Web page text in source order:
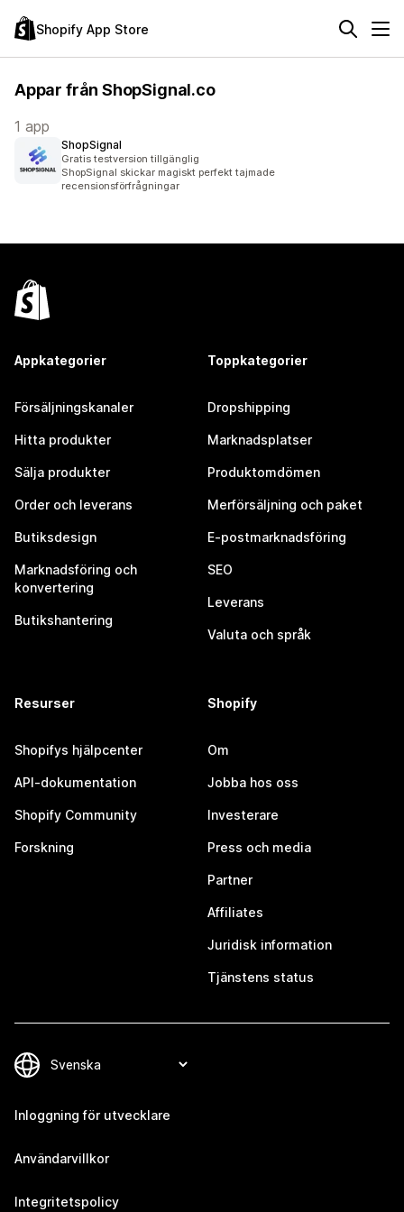
Shopify App Store
Appar från ShopSignal.co
1 app
ShopSignal
Gratis testversion tillgänglig
ShopSignal skickar magiskt perfekt tajmade
recensionsförfrågningar
Appkategorier
Försäljningskanaler
Hitta produkter
Sälja produkter
Order och leverans
Butiksdesign
Marknadsföring och
konvertering
Butikshantering
Toppkategorier
Dropshipping
Marknadsplatser
Produktomdömen
Merförsäljning och paket
E-postmarknadsföring
SEO
Leverans
Valuta och språk
Resurser
Shopifys hjälpcenter
API-dokumentation
Shopify Community
Forskning
Shopify
Om
Jobba hos oss
Investerare
Press och media
Partner
Affiliates
Juridisk information
Tjänstens status
Inloggning för utvecklare
Användarvillkor
Integritetspolicy